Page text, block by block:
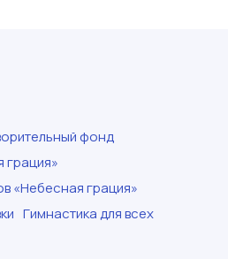
фонд
«Небесная грация»
Гимнастика для всех